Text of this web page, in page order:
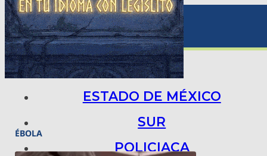
BAJO LA LUPA
RASTROS Y ROSTROS
VÍNCULOS ANIMALES
ESTADO DE MÉXICO
SUR
POLICIACA
ÉBOLA